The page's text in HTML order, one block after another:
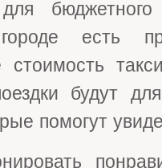
есть
стоимость
будут
помогут